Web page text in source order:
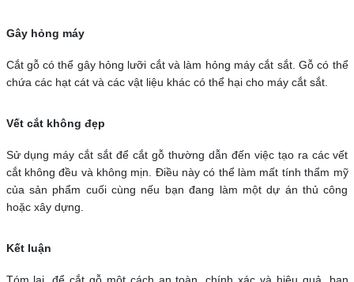
Gây hỏng máy
Cắt gỗ có thể gây hỏng lưỡi cắt và làm hỏng máy cắt sắt. Gỗ có thể
chứa các hạt cát và các vật liệu khác có thể hại cho máy cắt sắt.
Vết cắt không đẹp
Sử dụng máy cắt sắt để cắt gỗ thường dẫn đến việc tạo ra các vết
cắt không đều và không mịn. Điều này có thể làm mất tính thẩm mỹ
của sản phẩm cuối cùng nếu bạn đang làm một dự án thủ công
hoặc xây dựng.
Kết luận